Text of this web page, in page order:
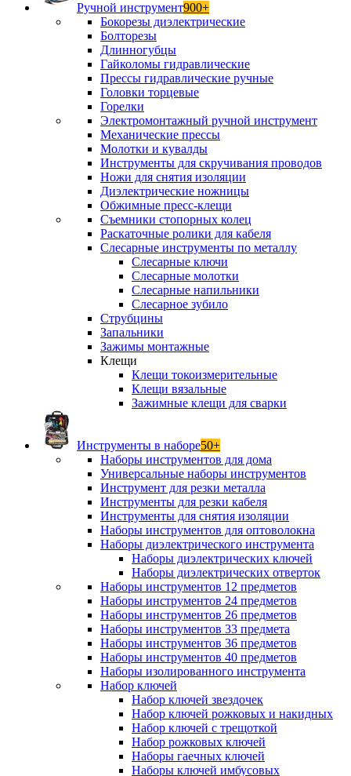
Ручной инструмент900+
Бокорезы диэлектрические
Болторезы
Длинногубцы
Гайколомы гидравлические
Прессы гидравлические ручные
Головки торцевые
Горелки
Электромонтажный ручной инструмент
Механические прессы
Молотки и кувалды
Инструменты для скручивания проводов
Ножи для снятия изоляции
Диэлектрические ножницы
Обжимные пресс-клещи
Съемники стопорных колец
Раскаточные ролики для кабеля
Слесарные инструменты по металлу
Слесарные ключи
Слесарные молотки
Слесарные напильники
Слесарное зубило
Струбцины
Запальники
Зажимы монтажные
Клещи
Клещи токоизмерительные
Клещи вязальные
Зажимные клещи для сварки
Инструменты в наборе50+
Наборы инструментов для дома
Универсальные наборы инструментов
Инструмент для резки металла
Инструменты для резки кабеля
Инструменты для снятия изоляции
Наборы инструментов для оптоволокна
Наборы диэлектрического инструмента
Наборы диэлектрических ключей
Наборы диэлектрических отверток
Наборы инструментов 12 предметов
Наборы инструментов 24 предметов
Наборы инструментов 26 предметов
Наборы инструментов 33 предмета
Наборы инструментов 36 предметов
Наборы инструментов 40 предметов
Наборы изолированного инструмента
Набор ключей
Набор ключей звездочек
Набор ключей рожковых и накидных
Набор ключей с трещоткой
Набор рожковых ключей
Наборы гаечных ключей
Наборы ключей имбусовых